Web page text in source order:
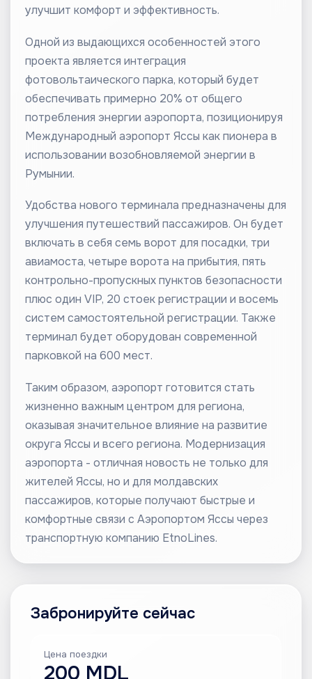
улучшит комфорт и эффективность.
Одной из выдающихся особенностей этого
проекта является интеграция
фотовольтаического парка, который будет
обеспечивать примерно 20% от общего
потребления энергии аэропорта, позиционируя
Международный аэропорт Яссы как пионера в
использовании возобновляемой энергии в
Румынии.
Удобства нового терминала предназначены для
улучшения путешествий пассажиров. Он будет
включать в себя семь ворот для посадки, три
авиамоста, четыре ворота на прибытия, пять
контрольно-пропускных пунктов безопасности
плюс один VIP, 20 стоек регистрации и восемь
систем самостоятельной регистрации. Также
терминал будет оборудован современной
парковкой на 600 мест.
Таким образом, аэропорт готовится стать
жизненно важным центром для региона,
оказывая значительное влияние на развитие
округа Яссы и всего региона. Модернизация
аэропорта - отличная новость не только для
жителей Яссы, но и для молдавских
пассажиров, которые получают быстрые и
комфортные связи с Аэропортом Яссы через
транспортную компанию EtnoLines.
Забронируйте сейчас
Цена поездки
200 MDL